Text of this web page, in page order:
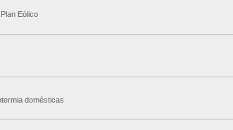
Eólico
domésticas